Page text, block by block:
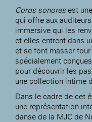
Corps sonoresest
qui offre aux
immersive qui les
et elles entrent dans
et se font masser
spécialement
pour découvrir les
une collection intime
Dans le cadre de cet
une représentation
danse de la MJC de
Jardin public de
Salomon de